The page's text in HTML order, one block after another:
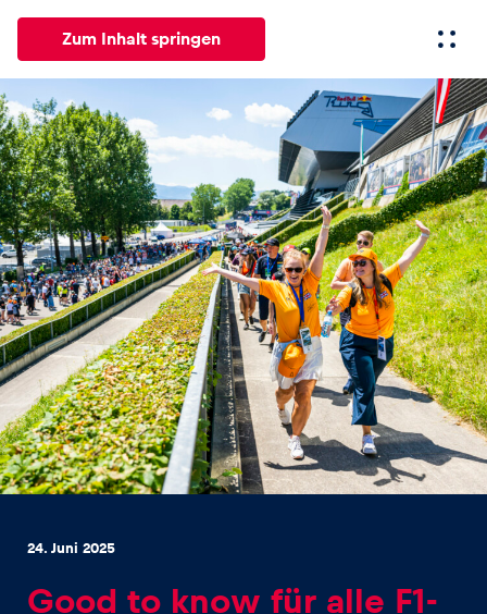
Zum Inhalt springen
Alle News Events Erlebnisse Seiten
News
Alle anzeigen
Events
Alle anzeigen
24. Juni 2025
Good to know für alle F1-